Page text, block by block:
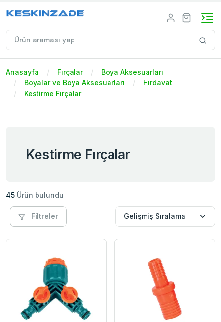
Anasayfa Fırçalar
Boya Aksesuarları
Boyalar ve Boya Aksesuarları
Hırdavat
Kestirme Fırçalar
Kestirme Fırçalar
45 Ürün bulundu
Filtreler